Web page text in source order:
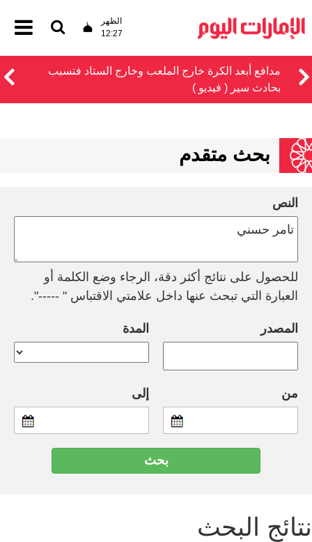
الظهر
12:27
مدافع أبعد الكرة خارج الملعب وخارج الستاد فتسبب
بحادث سير ( فيديو )
بحث متقدم
النص
للحصول على نتائج أكثر دقة، الرجاء وضع الكلمة أو
العبارة التي تبحث عنها داخل علامتي الاقتباس " -----".
المصدر المدة
من إلى
نتائج البحث